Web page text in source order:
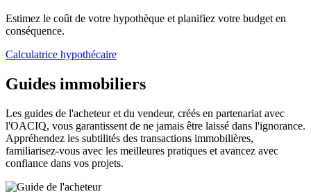
Estimez le coût de votre hypothèque et planifiez votre budget en
conséquence.
Calculatrice hypothécaire
Guides immobiliers
Les guides de l'acheteur et du vendeur, créés en partenariat avec
l'OACIQ, vous garantissent de ne jamais être laissé dans l'ignorance.
Appréhendez les subtilités des transactions immobilières,
familiarisez-vous avec les meilleures pratiques et avancez avec
confiance dans vos projets.